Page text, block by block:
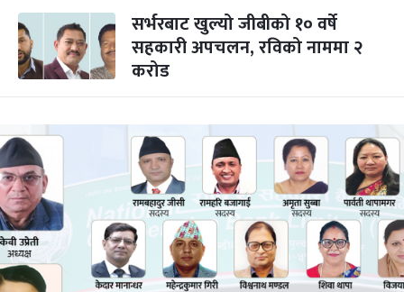
सर्भरबाट खुल्यो जीबीको १० वर्षे
सहकारी अपचलन, रविको नाममा २
करोड